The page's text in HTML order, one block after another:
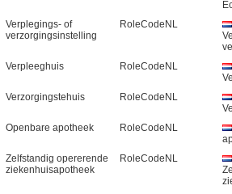
Verplegings- of
verzorgingsinstelling
RoleCodeNL
Verpleeghuis
RoleCodeNL
Verzorgingstehuis
RoleCodeNL
Openbare apotheek
RoleCodeNL
Zelfstandig opererende
ziekenhuisapotheek
RoleCodeNL